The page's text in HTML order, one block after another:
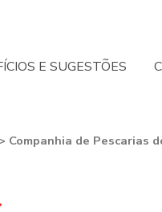
E SUGESTÕES
> Companhia de Pescarias